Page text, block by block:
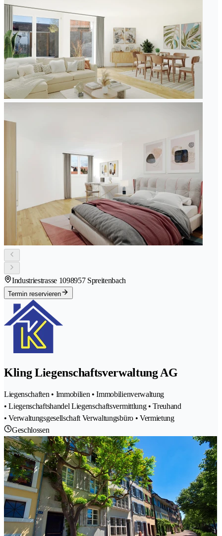
Industriestrasse 1098957 Spreitenbach
Termin reservieren
Kling Liegenschaftsverwaltung AG
Liegenschaften • Immobilien • Immobilienverwaltung
• Liegenschaftshandel Liegenschaftsvermittlung • Treuhand
• Verwaltungsgesellschaft Verwaltungsbüro • Vermietung
Geschlossen